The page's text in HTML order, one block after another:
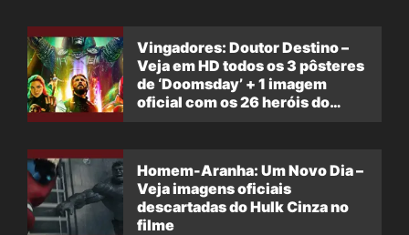
Vingadores: Doutor Destino –
Veja em HD todos os 3 pôsteres
de ‘Doomsday’ + 1 imagem
oficial com os 26 heróis do
Homem-Aranha: Um Novo Dia –
Veja imagens oficiais
descartadas do Hulk Cinza no
filme